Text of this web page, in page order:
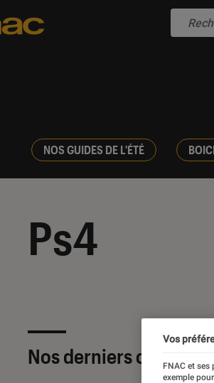
NOS GUIDES DE L'ÉTÉ
Ps4
Nos derniers contenus
Vos
FNAC et
exemple